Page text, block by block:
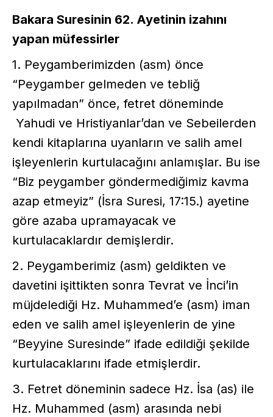
Bakara Suresinin 62. Ayetinin izahını
yapan müfessirler
1. Peygamberimizden (asm) önce
“Peygamber gelmeden ve tebliğ
yapılmadan” önce, fetret döneminde
Yahudi ve Hristiyanlar’dan ve Sebeilerden
kendi kitaplarına uyanların ve salih amel
işleyenlerin kurtulacağını anlamışlar. Bu ise
“Biz peygamber göndermediğimiz kavma
azap etmeyiz” (İsra Suresi, 17:15.) ayetine
göre azaba upramayacak ve
kurtulacaklardır demişlerdir.
2. Peygamberimiz (asm) geldikten ve
davetini işittikten sonra Tevrat ve İnci’in
müjdelediği Hz. Muhammed’e (asm) iman
eden ve salih amel işleyenlerin de yine
“Beyyine Suresinde” ifade edildiği şekilde
kurtulacaklarını ifade etmişlerdir.
3. Fetret döneminin sadece Hz. İsa (as) ile
Hz. Muhammed (asm) arasında nebi